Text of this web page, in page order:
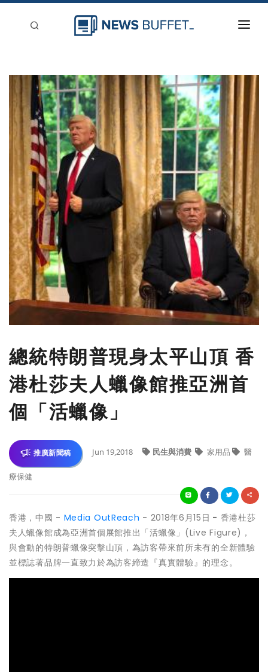
新聞稿分類
登入
刊登
總統特朗普現身太平山頂 香
港杜莎夫人蠟像館推亞洲首
個「活蠟像」
推廣新聞稿 Jun 19,2018 民生與消費 家用品 醫
療保健
香港，中國 - Media OutReach - 2018年6月15日 - 香港杜莎
夫人蠟像館成為亞洲首個展館推出「活蠟像」(Live Figure)，
與會動的特朗普蠟像突擊山頂，為訪客帶來前所未有的全新體驗
並標誌著品牌一直致力於為訪客締造『真實體驗』的理念。